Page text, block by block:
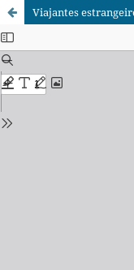
Viajantes